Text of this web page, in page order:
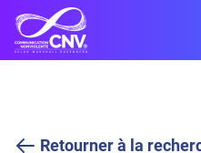
Retourner à la